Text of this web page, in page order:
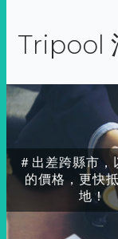
Tripool
＃出差跨縣市，
的價格，更快
地！